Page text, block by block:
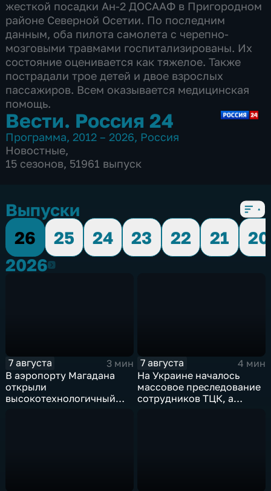
жесткой посадки Ан-2 ДОСААФ в Пригородном
районе Северной Осетии. По последним
данным, оба пилота самолета с черепно-
мозговыми травмами госпитализированы. Их
состояние оценивается как тяжелое. Также
пострадали трое детей и двое взрослых
пассажиров. Всем оказывается медицинская
помощь.
Вести. Россия 24
Программа, 2012 – 2026, Россия
Новостные,
15 сезонов, 51961 выпуск
Выпуски
26
25 24 23 22 21
20
20262026
7 августа
3 мин
В аэропорту Магадана
открыли
высокотехнологичный
7 августа
4 мин
На Украине началось
массовое преследование
сотрудников ТЦК, а